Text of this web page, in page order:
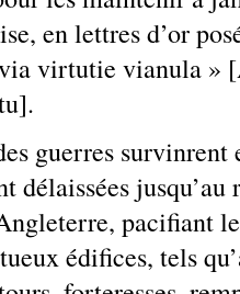
en lettres d’or
virtutie vianula »
guerres
délaissées
pacifiant
édifices, tels